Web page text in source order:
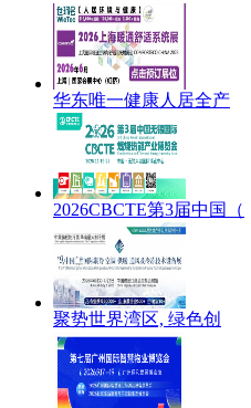
华东唯一健康人居全产
2026CBCTE第3届中国（
聚势世界湾区, 绿色创